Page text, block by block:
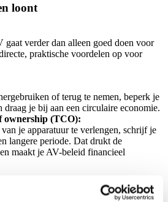
loont
gaat verder dan alleen goed doen voor
praktische voordelen op voor
of terug te nemen, beperk je
draag je bij aan een circulaire economie.
ownership (TCO):
je apparatuur te verlengen, schrijf je
langere periode. Dat drukt de
maakt je AV-beleid financieel
remote beheer verhogen de efficiëntie,
en verminderen het risico op